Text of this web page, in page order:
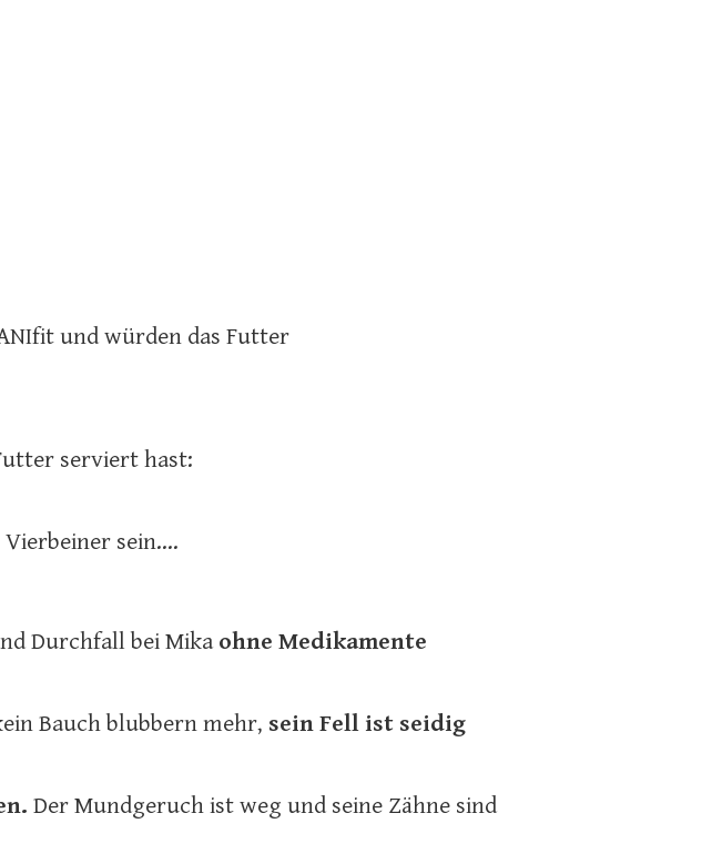
und würden das Futter
serviert hast:
sein....
Durchfall bei Mika ohne Medikamente
Bauch blubbern mehr, sein Fell ist seidig
Der Mundgeruch ist weg und seine Zähne sind